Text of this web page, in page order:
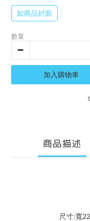
如商品封面
數量
加入購物車
商品描述
尺寸:寬